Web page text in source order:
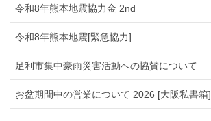
令和8年熊本地震協力金 2nd
令和8年熊本地震[緊急協力]
足利市集中豪雨災害活動への協賛について
お盆期間中の営業について 2026 [大阪私書箱]